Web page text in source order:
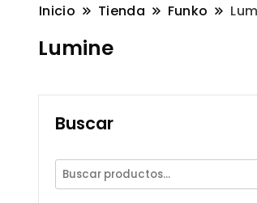
Inicio Tienda Funko
Lumine
Buscar